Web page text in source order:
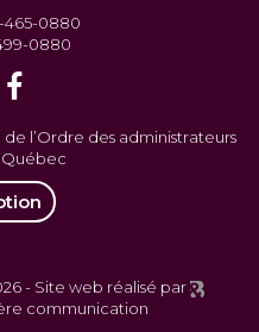
465-0880
0880
de l’Ordre des administrateurs
Québec
- Site web réalisé par
communication